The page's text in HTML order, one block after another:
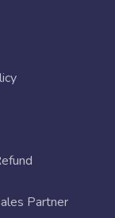
Partner